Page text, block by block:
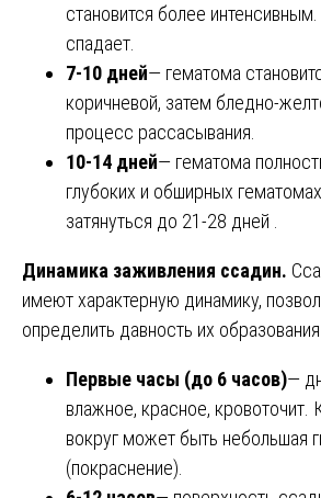
становится более
спадает.
7-10 дней— гематома
коричневой, затем бледно-
процесс рассасывания.
10-14 дней— гематома
глубоких и обширных
затянуться до 21-28 дней .
Динамика заживления ссадин.
имеют характерную динамику,
определить давность их
Первые часы (до 6 часов)—
влажное, красное, кровоточит.
вокруг может быть небольшая
(покраснение).